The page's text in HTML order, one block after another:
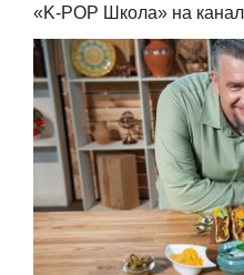
«K-POP Школа» на